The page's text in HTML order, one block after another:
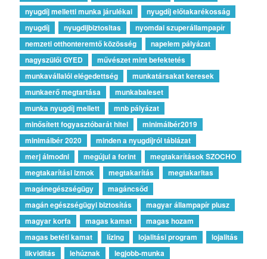
nyugdíj melletti munka járulékai
nyugdíj előtakarékosság
nyugdíj
nyugdijbiztositas
nyomdai szuperállampapír
nemzeti otthonteremtő közösség
napelem pályázat
nagyszülői GYED
művészet mint befektetés
munkavállalói elégedettség
munkatársakat keresek
munkaerő megtartása
munkabaleset
munka nyugdíj mellett
mnb pályázat
minősített fogyasztóbarát hitel
minimálbér2019
minimálbér 2020
minden a nyugdíjról táblázat
merj álmodni
megújul a forint
megtakarítások SZOCHO
megtakarítási izmok
megtakarítás
megtakaritas
magánegészségügy
magáncsőd
magán egészségügyi biztosítás
magyar állampapír plusz
magyar korfa
magas kamat
magas hozam
magas betéti kamat
lízing lojalitási program
lojalitás
likviditás
lehúznak
legjobb-munka